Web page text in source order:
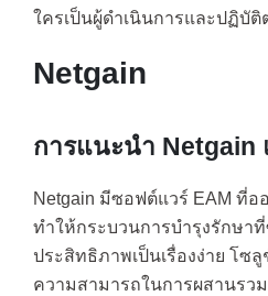
ใครเป็นผู้ดำเนินการและปฏิบั
Netgain
การแนะนำ Netgain
Netgain มีซอฟต์แวร์ EAM ที่อ
ทำให้กระบวนการบำรุงรักษา
ประสิทธิภาพเป็นเรื่องง่าย โซ
ความสามารถในการผสานรว